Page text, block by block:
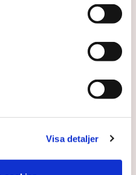
Visa detaljer
pressar